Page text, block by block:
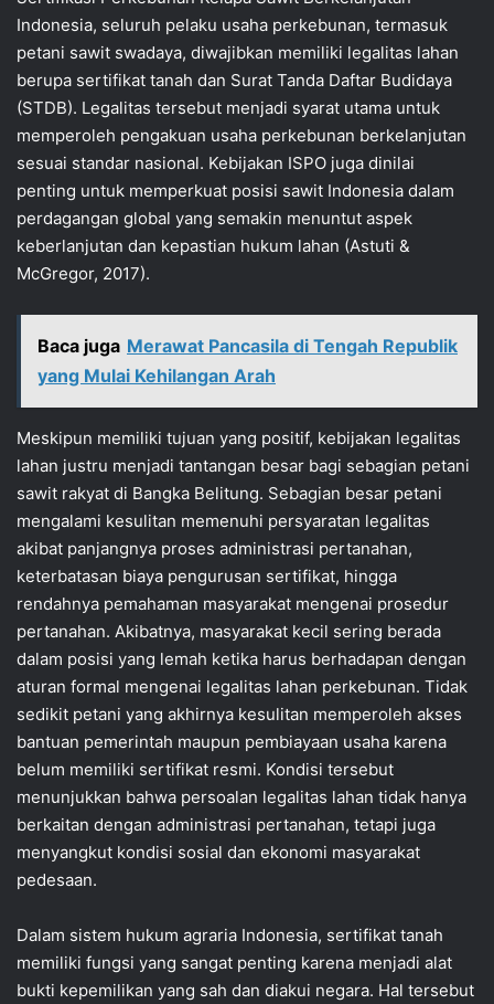
Indonesia, seluruh pelaku usaha perkebunan, termasuk
petani sawit swadaya, diwajibkan memiliki legalitas lahan
berupa sertifikat tanah dan Surat Tanda Daftar Budidaya
(STDB). Legalitas tersebut menjadi syarat utama untuk
memperoleh pengakuan usaha perkebunan berkelanjutan
sesuai standar nasional. Kebijakan ISPO juga dinilai
penting untuk memperkuat posisi sawit Indonesia dalam
perdagangan global yang semakin menuntut aspek
keberlanjutan dan kepastian hukum lahan (Astuti &
McGregor, 2017).
Baca juga Merawat Pancasila di Tengah Republik
yang Mulai Kehilangan Arah
Meskipun memiliki tujuan yang positif, kebijakan legalitas
lahan justru menjadi tantangan besar bagi sebagian petani
sawit rakyat di Bangka Belitung. Sebagian besar petani
mengalami kesulitan memenuhi persyaratan legalitas
akibat panjangnya proses administrasi pertanahan,
keterbatasan biaya pengurusan sertifikat, hingga
rendahnya pemahaman masyarakat mengenai prosedur
pertanahan. Akibatnya, masyarakat kecil sering berada
dalam posisi yang lemah ketika harus berhadapan dengan
aturan formal mengenai legalitas lahan perkebunan. Tidak
sedikit petani yang akhirnya kesulitan memperoleh akses
bantuan pemerintah maupun pembiayaan usaha karena
belum memiliki sertifikat resmi. Kondisi tersebut
menunjukkan bahwa persoalan legalitas lahan tidak hanya
berkaitan dengan administrasi pertanahan, tetapi juga
menyangkut kondisi sosial dan ekonomi masyarakat
pedesaan.
Dalam sistem hukum agraria Indonesia, sertifikat tanah
memiliki fungsi yang sangat penting karena menjadi alat
bukti kepemilikan yang sah dan diakui negara. Hal tersebut